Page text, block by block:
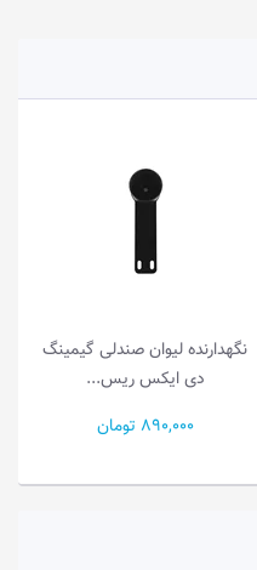
لیوان صندلی گیمینگ
ایکس ریس...
صندلی